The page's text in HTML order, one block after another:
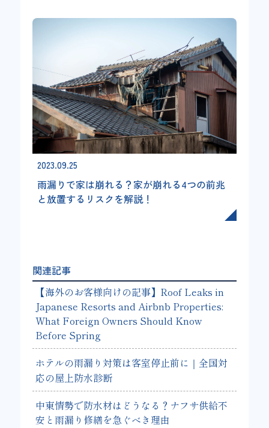
2023.09.25
雨漏りで家は崩れる？家が崩れる4つの前兆
と放置するリスクを解説！
関連記事
【海外のお客様向けの記事】Roof Leaks in
Japanese Resorts and Airbnb Properties:
What Foreign Owners Should Know
Before Spring
ホテルの雨漏り対策は客室停止前に｜全国対
応の屋上防水診断
中東情勢で防水材はどうなる？ナフサ供給不
安と雨漏り修繕を急ぐべき理由